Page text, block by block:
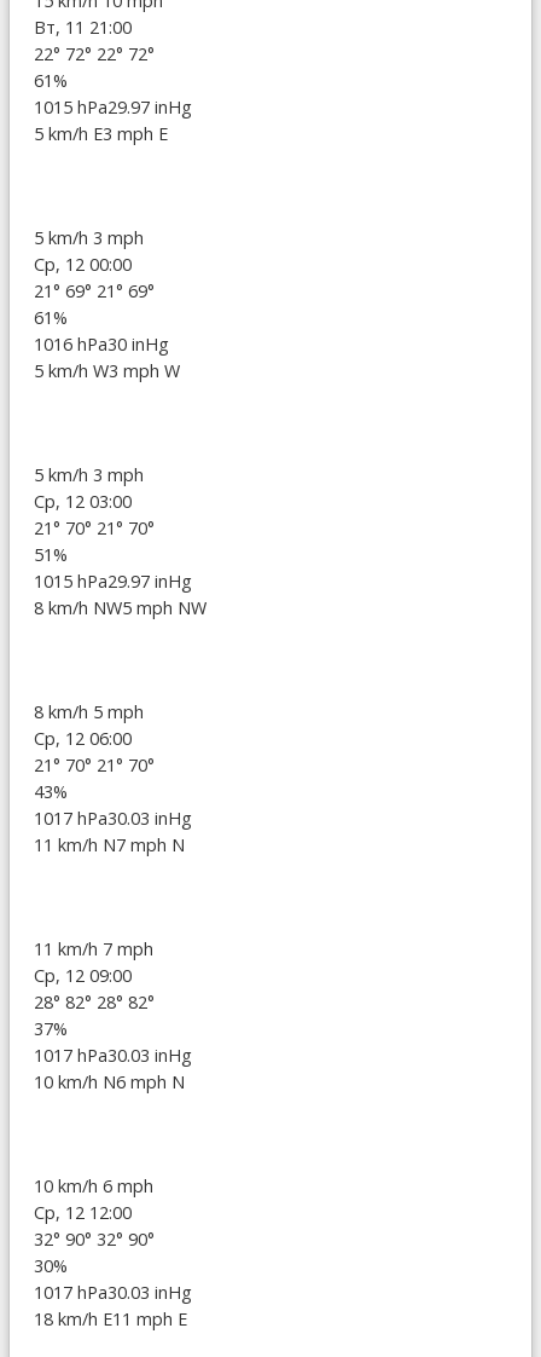
Вт, 11 21:00
22° 72° 22° 72°
61%
1015 hPa29.97 inHg
5 km/h E3 mph E
5 km/h 3 mph
Ср, 12 00:00
21° 69° 21° 69°
61%
1016 hPa30 inHg
5 km/h W3 mph W
5 km/h 3 mph
Ср, 12 03:00
21° 70° 21° 70°
51%
1015 hPa29.97 inHg
8 km/h NW5 mph NW
8 km/h 5 mph
Ср, 12 06:00
21° 70° 21° 70°
43%
1017 hPa30.03 inHg
11 km/h N7 mph N
11 km/h 7 mph
Ср, 12 09:00
28° 82° 28° 82°
37%
1017 hPa30.03 inHg
10 km/h N6 mph N
10 km/h 6 mph
Ср, 12 12:00
32° 90° 32° 90°
30%
1017 hPa30.03 inHg
18 km/h E11 mph E